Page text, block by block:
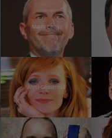
Marek Eben
Anna Geislerová